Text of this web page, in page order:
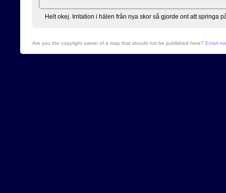
Helt okej. Irritation i hälen från nya skor så gjorde ont att springa
Are you the copyright owner of a map that should not be published here? Email me